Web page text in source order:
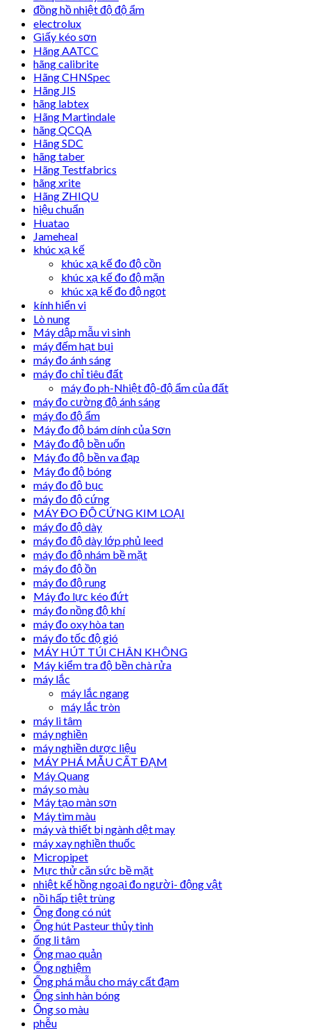
đồng hồ nhiệt độ độ ẩm
electrolux
Giấy kéo sơn
Hãng AATCC
hãng calibrite
Hãng CHNSpec
Hãng JIS
hãng labtex
Hãng Martindale
hãng QCQA
Hãng SDC
hãng taber
Hãng Testfabrics
hãng xrite
Hãng ZHIQU
hiệu chuẩn
Huatao
Jameheal
khúc xạ kế
khúc xạ kế đo độ cồn
khúc xạ kế đo độ mặn
khúc xạ kế đo độ ngọt
kính hiển vi
Lò nung
Máy dập mẫu vi sinh
máy đếm hạt bụi
máy đo ánh sáng
máy đo chỉ tiêu đất
máy đo ph-Nhiệt độ-độ ẩm của đất
máy đo cường độ ánh sáng
máy đo độ ẩm
Máy đo độ bám dính của Sơn
Máy đo độ bền uốn
Máy đo độ bền va đạp
Máy đo độ bóng
máy đo độ bục
máy đo độ cứng
MÁY ĐO ĐỘ CỨNG KIM LOẠI
máy đo độ dày
máy đo độ dày lớp phủ leed
máy đo độ nhám bề mặt
máy đo độ ồn
máy đo độ rung
Máy đo lực kéo đứt
máy đo nồng độ khí
máy đo oxy hòa tan
máy đo tốc độ gió
MÁY HÚT TÚI CHÂN KHÔNG
Máy kiểm tra độ bền chà rửa
máy lắc
máy lắc ngang
máy lắc tròn
máy li tâm
máy nghiền
máy nghiền dược liệu
MÁY PHÁ MẪU CẤT ĐẠM
Máy Quang
máy so màu
Máy tạo màn sơn
Máy tìm màu
máy và thiết bị ngành dệt may
máy xay nghiền thuốc
Micropipet
Mực thử căn sức bề mặt
nhiệt kế hồng ngoại đo người- động vật
nồi hấp tiệt trùng
Ống đong có nút
Ống hút Pasteur thủy tinh
ống li tâm
Ống mao quản
Ống nghiệm
Ống phá mẫu cho máy cất đạm
Ống sinh hàn bóng
Ống so màu
phễu